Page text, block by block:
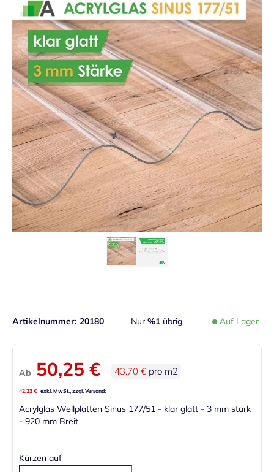
Auf Lager
Nur %1 übrig
Artikelnummer 20180
Kürzen auf
Ab 50,25 €
42,23 €
43,70 € pro m2
Acrylglas Wellplatten Sinus 177/51 - klar glatt - 3 mm stark
- 920 mm Breit